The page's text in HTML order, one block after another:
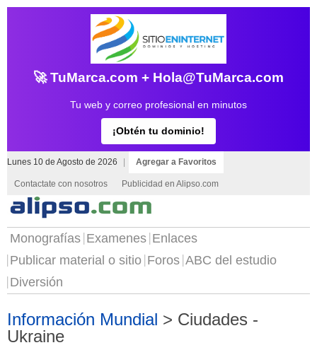
🚀 TuMarca.com + Hola@TuMarca.com
Tu web y correo profesional en minutos
¡Obtén tu dominio!
Lunes 10 de Agosto de 2026 Agregar a Favoritos
Contactate con nosotros Publicidad en Alipso.com
Monografías Examenes Enlaces
Publicar material o sitio Foros ABC del estudio
Diversión
Información Mundial > Ciudades -
Ukraine